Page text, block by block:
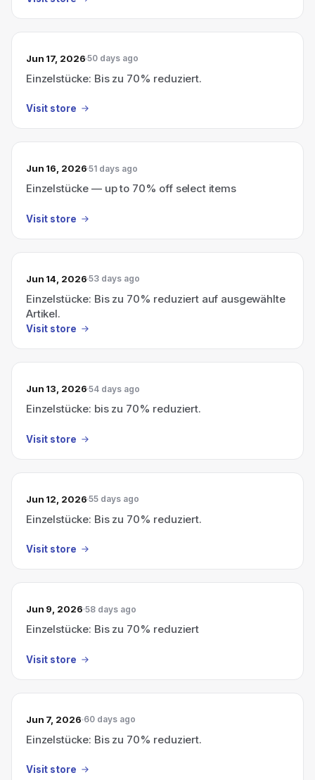
Jun 17, 2026 50 days ago
Einzelstücke: Bis zu 70% reduziert.
Visit store
Jun 16, 2026 51 days ago
Einzelstücke — up to 70% off select items
Visit store
Jun 14, 2026 53 days ago
Einzelstücke: Bis zu 70% reduziert auf ausgewählte
Artikel.
Visit store
Jun 13, 2026 54 days ago
Einzelstücke: bis zu 70% reduziert.
Visit store
Jun 12, 2026 55 days ago
Einzelstücke: Bis zu 70% reduziert.
Visit store
Jun 9, 2026 58 days ago
Einzelstücke: Bis zu 70% reduziert
Visit store
Jun 7, 2026 60 days ago
Einzelstücke: Bis zu 70% reduziert.
Visit store